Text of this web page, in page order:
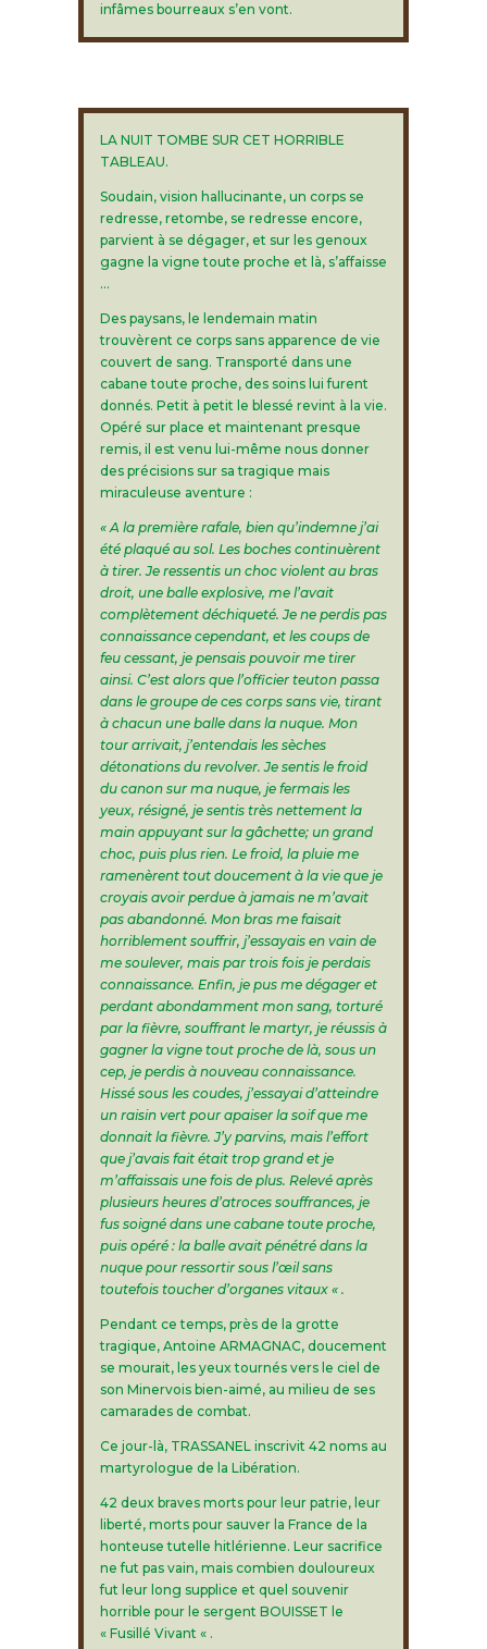
infâmes bourreaux s’en vont.
LA NUIT TOMBE SUR CET HORRIBLE
TABLEAU.
Soudain, vision hallucinante, un corps se
redresse, retombe, se redresse encore,
parvient à se dégager, et sur les genoux
gagne la vigne toute proche et là, s’affaisse
…
Des paysans, le lendemain matin
trouvèrent ce corps sans apparence de vie
couvert de sang. Transporté dans une
cabane toute proche, des soins lui furent
donnés. Petit à petit le blessé revint à la vie.
Opéré sur place et maintenant presque
remis, il est venu lui-même nous donner
des précisions sur sa tragique mais
miraculeuse aventure :
« A la première rafale, bien qu’indemne j’ai
été plaqué au sol. Les boches continuèrent
à tirer. Je ressentis un choc violent au bras
droit, une balle explosive, me l’avait
complètement déchiqueté. Je ne perdis pas
connaissance cependant, et les coups de
feu cessant, je pensais pouvoir me tirer
ainsi. C’est alors que l’officier teuton passa
dans le groupe de ces corps sans vie, tirant
à chacun une balle dans la nuque. Mon
tour arrivait, j’entendais les sèches
détonations du revolver. Je sentis le froid
du canon sur ma nuque, je fermais les
yeux, résigné, je sentis très nettement la
main appuyant sur la gâchette; un grand
choc, puis plus rien. Le froid, la pluie me
ramenèrent tout doucement à la vie que je
croyais avoir perdue à jamais ne m’avait
pas abandonné. Mon bras me faisait
horriblement souffrir, j’essayais en vain de
me soulever, mais par trois fois je perdais
connaissance. Enfin, je pus me dégager et
perdant abondamment mon sang, torturé
par la fièvre, souffrant le martyr, je réussis à
gagner la vigne tout proche de là, sous un
cep, je perdis à nouveau connaissance.
Hissé sous les coudes, j’essayai d’atteindre
un raisin vert pour apaiser la soif que me
donnait la fièvre. J’y parvins, mais l’effort
que j’avais fait était trop grand et je
m’affaissais une fois de plus. Relevé après
plusieurs heures d’atroces souffrances, je
fus soigné dans une cabane toute proche,
puis opéré : la balle avait pénétré dans la
nuque pour ressortir sous l’œil sans
toutefois toucher d’organes vitaux « .
Pendant ce temps, près de la grotte
tragique, Antoine ARMAGNAC, doucement
se mourait, les yeux tournés vers le ciel de
son Minervois bien-aimé, au milieu de ses
camarades de combat.
Ce jour-là, TRASSANEL inscrivit 42 noms au
martyrologue de la Libération.
42 deux braves morts pour leur patrie, leur
liberté, morts pour sauver la France de la
honteuse tutelle hitlérienne. Leur sacrifice
ne fut pas vain, mais combien douloureux
fut leur long supplice et quel souvenir
horrible pour le sergent BOUISSET le
« Fusillé Vivant « .